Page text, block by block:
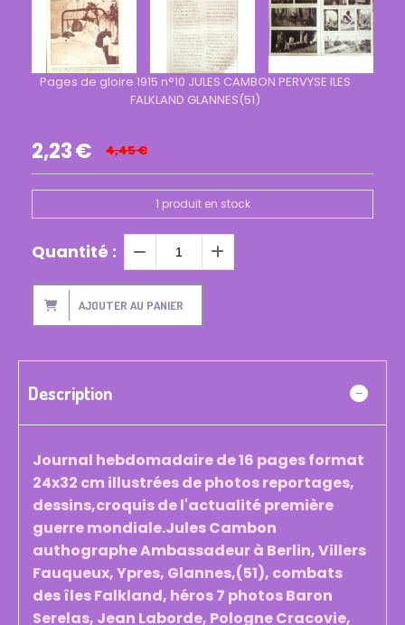
Pages de gloire 1915 n°10 JULES CAMBON PERVYSE ILES
FALKLAND GLANNES(51)
2,23€ 4,45€
1 produit en stock
Quantité :
AJOUTER AU PANIER
Description
Journal hebdomadaire de 16 pages format
24x32 cm illustrées de photos reportages,
dessins,croquis de l'actualité première
guerre mondiale.Jules Cambon
authographe Ambassadeur à Berlin, Villers
Fauqueux, Ypres, Glannes,(51), combats
des îles Falkland, héros 7 photos Baron
Serelas, Jean Laborde, Pologne Cracovie,